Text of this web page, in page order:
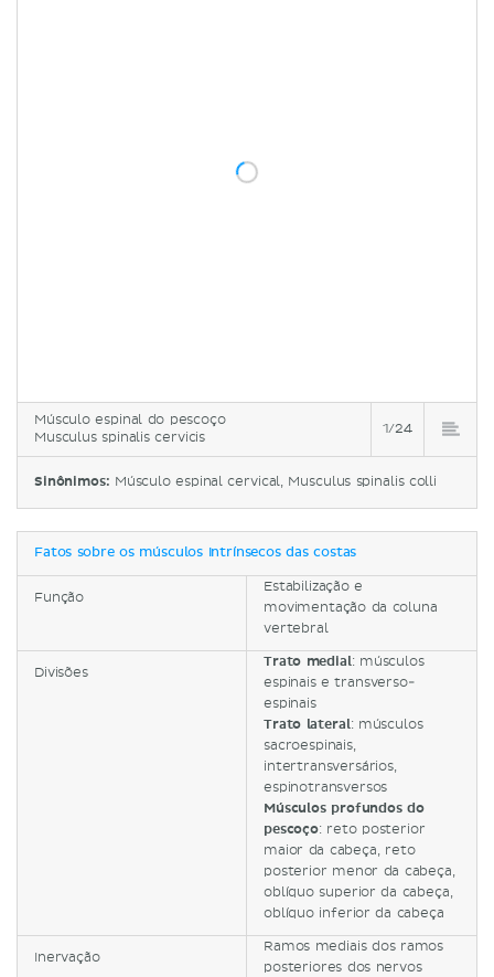
Músculo espinal do pescoço
Musculus spinalis cervicis
1/24
Sinônimos: Músculo espinal cervical, Musculus spinalis colli
Fatos sobre os músculos intrínsecos das costas
Função
Estabilização e
movimentação da coluna
vertebral
Divisões
Trato medial: músculos
espinais e transverso-
espinais
Trato lateral: músculos
sacroespinais,
intertransversários,
espinotransversos
Músculos profundos do
pescoço: reto posterior
maior da cabeça, reto
posterior menor da cabeça,
oblíquo superior da cabeça,
oblíquo inferior da cabeça
Inervação
Ramos mediais dos ramos
posteriores dos nervos